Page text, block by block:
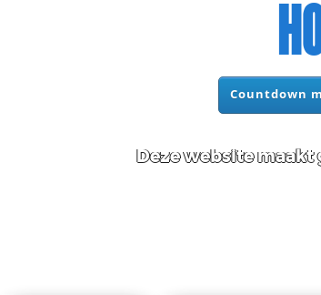
Countdown
Deze website